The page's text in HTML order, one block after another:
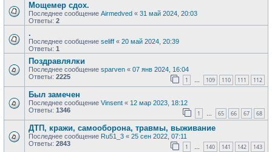
Мощемер сдох.
Последнее сообщение Airmedved « 31 май 2024, 20:03
Ответы: 2
.
Последнее сообщение seliff « 20 май 2024, 20:39
Ответы: 1
Поздравлялки
Последнее сообщение sparven « 07 янв 2024, 16:04
Ответы: 2225 1 … 109 110 111 112
Был замечен
Последнее сообщение Vinsent « 12 мар 2023, 18:12
Ответы: 1346 1 … 65 66 67 68
ДТП, кражи, самооборона, травмы, выживание
Последнее сообщение Ru51_3 « 25 сен 2022, 07:11
Ответы: 2843 1 … 140 141 142 143